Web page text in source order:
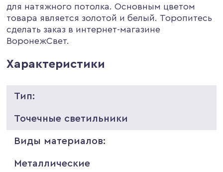
для натяжного потолка. Основным цветом
товара является золотой и белый. Торопитесь
сделать заказ в интернет-магазине
ВоронежСвет.
Характеристики
Тип:
Точечные светильники
Виды материалов:
Металлические